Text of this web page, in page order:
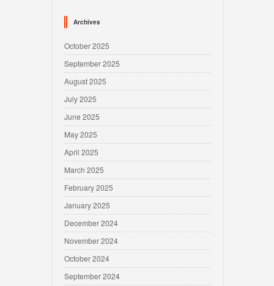
Archives
October 2025
September 2025
August 2025
July 2025
June 2025
May 2025
April 2025
March 2025
February 2025
January 2025
December 2024
November 2024
October 2024
September 2024